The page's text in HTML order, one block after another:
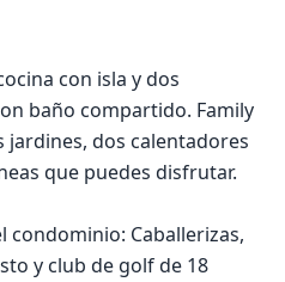
con isla y dos
baño compartido. Family
dos calentadores
que puedes disfrutar.
condominio: Caballerizas,
y club de golf de 18